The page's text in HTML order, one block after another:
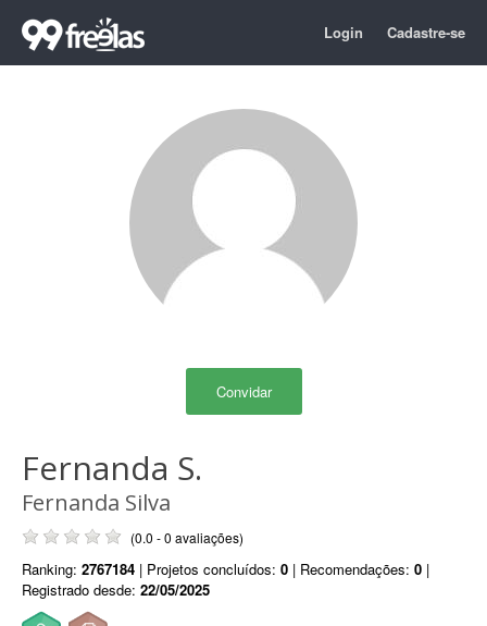
Login Cadastre-se
Convidar
Fernanda S.
Fernanda Silva
(0.0 - 0 avaliações)
Ranking: 2767184 | Projetos concluídos: 0 | Recomendações: 0 |
Registrado desde: 22/05/2025